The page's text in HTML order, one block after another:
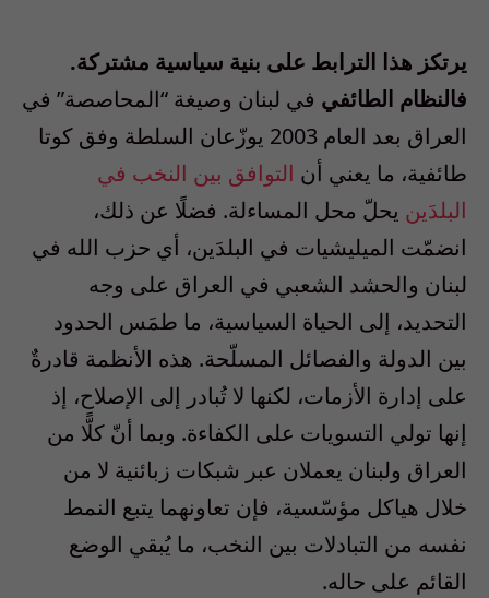
يرتكز هذا الترابط على بنية سياسية مشتركة.
فالنظام الطائفي في لبنان وصيغة “المحاصصة” في
العراق بعد العام 2003 يوزّعان السلطة وفق كوتا
طائفية، ما يعني أن التوافق بين النخب في
البلدَين يحلّ محل المساءلة. فضلًا عن ذلك،
انضمّت الميليشيات في البلدَين، أي حزب الله في
لبنان والحشد الشعبي في العراق على وجه
التحديد، إلى الحياة السياسية، ما طمَس الحدود
بين الدولة والفصائل المسلّحة. هذه الأنظمة قادرةٌ
على إدارة الأزمات، لكنها لا تُبادر إلى الإصلاح، إذ
إنها تولي التسويات على الكفاءة. وبما أنّ كلًّا من
العراق ولبنان يعملان عبر شبكات زبائنية لا من
خلال هياكل مؤسّسية، فإن تعاونهما يتبع النمط
نفسه من التبادلات بين النخب، ما يُبقي الوضع
القائم على حاله.